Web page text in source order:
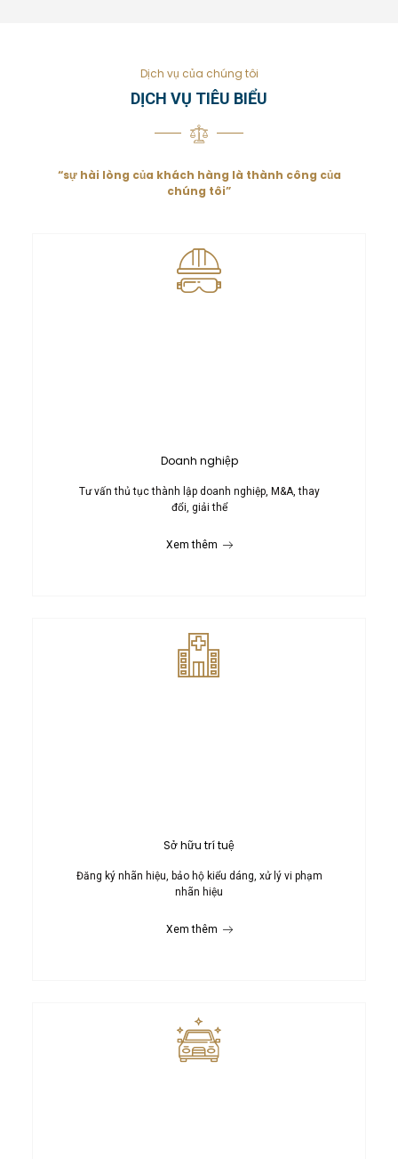
Dịch vụ của chúng tôi
DỊCH VỤ TIÊU BIỂU
“sự hài lòng của khách hàng là thành công của
chúng tôi”
Doanh nghiệp
Tư vấn thủ tục thành lập doanh nghiệp, M&A, thay
đổi, giải thể
Xem thêm
Sở hữu trí tuệ
Đăng ký nhãn hiệu, bảo hộ kiểu dáng, xử lý vi phạm
nhãn hiệu
Xem thêm